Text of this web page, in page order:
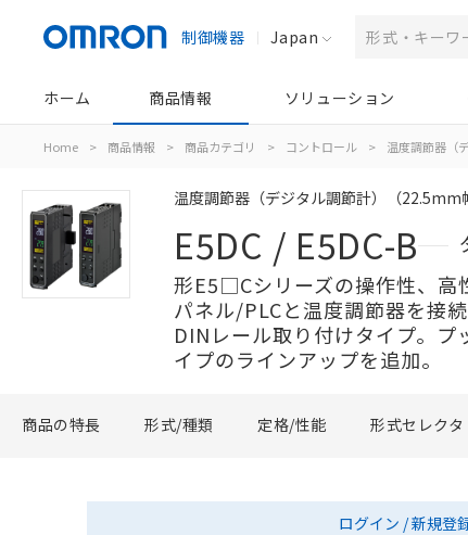
制御機器 Japan
ホーム 商品情報 ソリューション
Home > 商品情報 > 商品カテゴリ > コントロール > 温度調節器（
温度調節器（デジタル調節計）（22.5mm
E5DC / E5DC-B
形E5□Cシリーズの操作性、高
パネル/PLCと温度調節器を接
DINレール取り付けタイプ。
イプのラインアップを追加。
商品の特長 形式/種類 定格/性能 形式セレクタ
ログイン / 新規登